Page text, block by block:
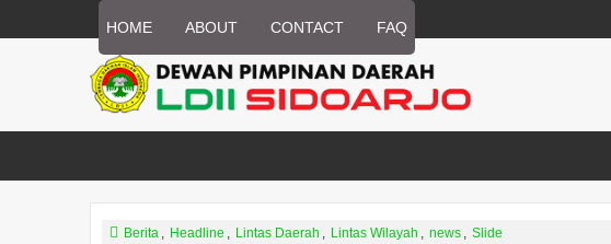
HOME ABOUT CONTACT FAQ
Berita , Headline , Lintas Daerah , Lintas Wilayah , news , Slide